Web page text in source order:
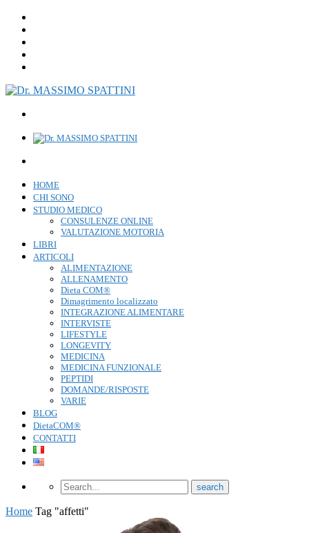
HOME
CHI SONO
STUDIO MEDICO
CONSULENZE ONLINE
VALUTAZIONE MOTORIA
LIBRI
ARTICOLI
ALIMENTAZIONE
ALLENAMENTO
Dieta COM®
Dimagrimento localizzato
INTEGRAZIONE ALIMENTARE
INTERVISTE
LIFESTYLE
LONGEVITY
MEDICINA
MEDICINA FUNZIONALE
PEPTIDI
DOMANDE/RISPOSTE
VARIE
BLOG
DietaCOM®
CONTATTI
Home Tag "affetti"